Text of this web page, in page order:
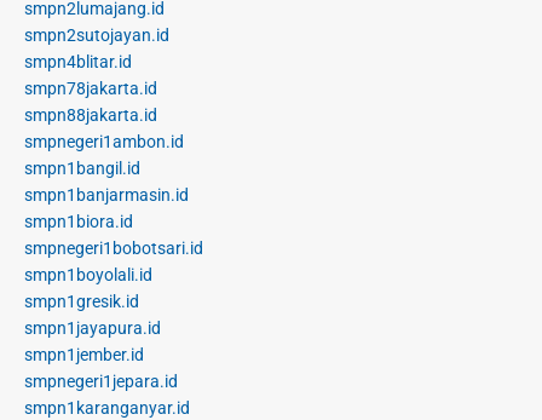
smpn2lumajang.id
smpn2sutojayan.id
smpn4blitar.id
smpn78jakarta.id
smpn88jakarta.id
smpnegeri1ambon.id
smpn1bangil.id
smpn1banjarmasin.id
smpn1biora.id
smpnegeri1bobotsari.id
smpn1boyolali.id
smpn1gresik.id
smpn1jayapura.id
smpn1jember.id
smpnegeri1jepara.id
smpn1karanganyar.id